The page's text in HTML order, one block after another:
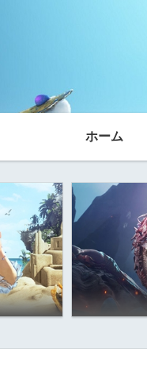
ホーム